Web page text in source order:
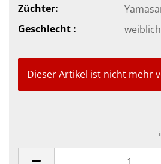
Züchter:
Geschlecht :
weiblich
Dieser Artikel ist nicht mehr